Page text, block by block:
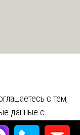
с тем,
данные с
Подробнее